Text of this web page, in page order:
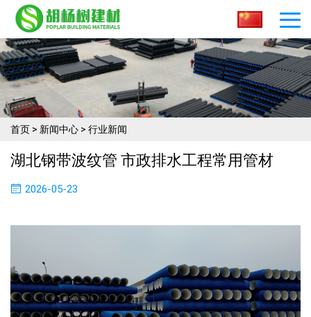
首页 > 新闻中心 > 行业新闻
湖北钢带波纹管 市政排水工程常用管材
2026-05-23